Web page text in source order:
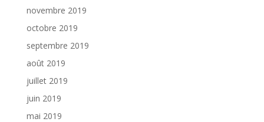
novembre 2019
octobre 2019
septembre 2019
août 2019
juillet 2019
juin 2019
mai 2019